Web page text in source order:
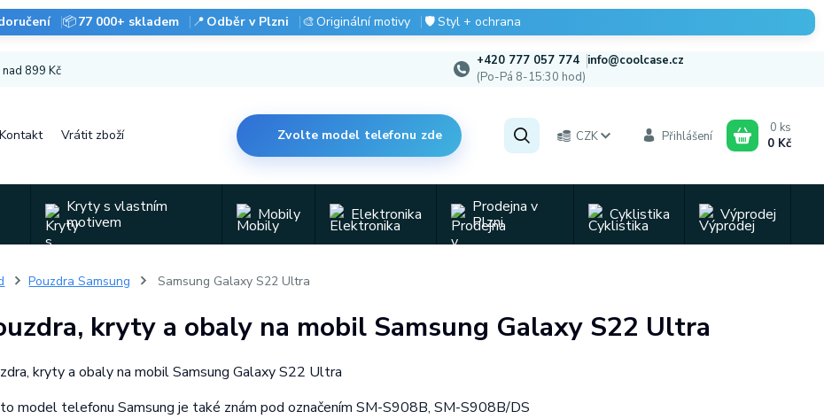
📦77 000+ skladem 📍 Odběr v Plzni 🎨Originální motivy 🛡️Styl + ochrana
899 Kč
+420 777 057 774 info@coolcase.cz
(Po-Pá 8-15:30 hod)
Kontakt Vrátit zboží Zvolte model telefonu zde CZK Přihlášení
0 ks
0 Kč
Kryty s vlastním
motivem
Mobily Elektronika
Prodejna v
Plzni
Cyklistika Výprodej
Pouzdra Samsung Samsung Galaxy S22 Ultra
kryty a obaly na mobil Samsung Galaxy S22 Ultra
kryty a obaly na mobil Samsung Galaxy S22 Ultra
model telefonu Samsung je také znám pod označením SM-S908B, SM-S908B/DS